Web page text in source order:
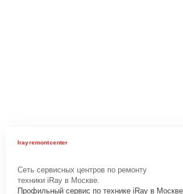
Irayremontcenter
Сеть сервисных центров по ремонту
техники iRay в Москве.
Профильный сервис по технике iRay в